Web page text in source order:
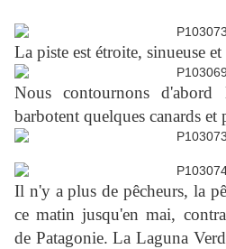
La piste est étroite, sinueuse et
Nous contournons
barbotent quelques canards et
Il n'y a plus de pêcheurs, la
ce matin jusqu'en mai,
de Patagonie. La Laguna